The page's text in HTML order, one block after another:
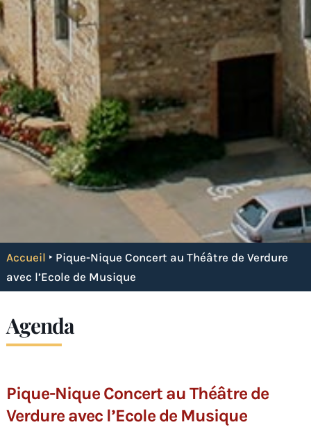
Accueil ‣ Pique-Nique Concert au Théâtre de Verdure
avec l’Ecole de Musique
Agenda
Pique-Nique Concert au Théâtre de
Verdure avec l’Ecole de Musique